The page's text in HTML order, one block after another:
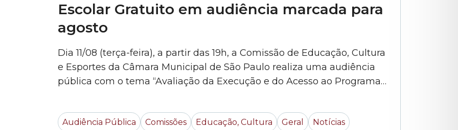
Escolar Gratuito em audiência marcada para
agosto
Dia 11/08 (terça-feira), a partir das 19h, a Comissão de Educação, Cultura
e Esportes da Câmara Municipal de São Paulo realiza uma audiência
pública com o tema “Avaliação da Execução e do Acesso ao Programa
debate atende a um requerimento do vereador Celso Giannazi (PSOL).
No... »
Audiência Pública Comissões Educação, Cultura Geral Notícias